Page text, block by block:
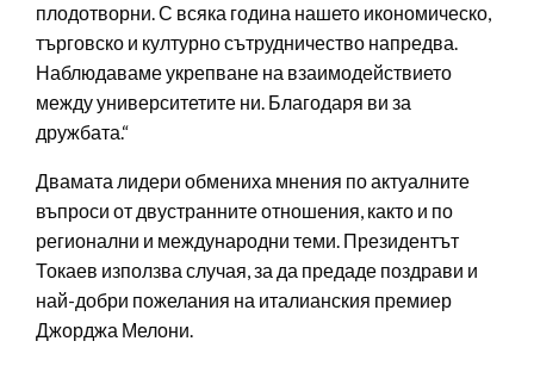
плодотворни. С всяка година нашето икономическо,
търговско и културно сътрудничество напредва.
Наблюдаваме укрепване на взаимодействието
между университетите ни. Благодаря ви за
дружбата.“
Двамата лидери обмениха мнения по актуалните
въпроси от двустранните отношения, както и по
регионални и международни теми. Президентът
Токаев използва случая, за да предаде поздрави и
най-добри пожелания на италианския премиер
Джорджа Мелони.